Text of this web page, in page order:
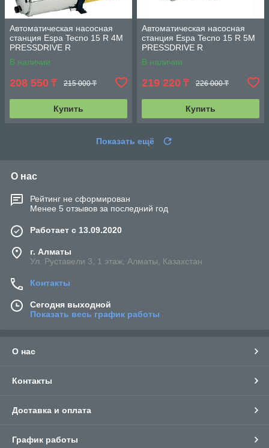
Автоматическая насосная
станция Espa Tecno 15 R 4M
PRESSDRIVE R
В наличии
208 550 ₸ 215 000 ₸
Купить
Автоматическая насосная
станция Espa Tecno 15 R 5M
PRESSDRIVE R
В наличии
219 220 ₸ 226 000 ₸
Купить
Показать ещё
О нас
Рейтинг не сформирован
Менее 5 отзывов за последний год
Работает с 13.09.2020
г. Алматы
Ул. Руставели 3, 1 этаж, Алматы, Казахстан
Контакты
Сегодня выходной
Показать весь график работы
О нас
Контакты
Доставка и оплата
График работы